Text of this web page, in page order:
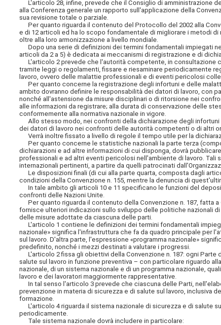
L'articolo 28, infine, prevede che il Consiglio di amministrazione
alla Conferenza generale un rapporto sull'applicazione della
sua revisione totale o parziale.
Per quanto riguarda il contenuto del Protocollo del 2002 alla
e di 12 articoli ed ha lo scopo fondamentale di migliorare i metodi
oltre alla loro armonizzazione a livello mondiale.
Dopo una serie di definizioni dei termini fondamentali impiegati
articoli da 2 a 5) è dedicata ai meccanismi di registrazione e di
L'articolo 2 prevede che l'autorità competente, in consultazione
tramite leggi o regolamenti, fissare e riesaminare periodicamente
lavoro, ovvero delle malattie professionali e di eventi pericolosi
Per quanto concerne la registrazione degli infortuni e delle
ambito dovranno definire le responsabilità dei datori di lavoro, con
nonché all'astensione da misure disciplinari o di ritorsione nei
alle informazioni da registrare; alla durata di conservazione delle
conformemente alla normativa nazionale in vigore.
Allo stesso modo, nei confronti della dichiarazione degli
dei datori di lavoro nei confronti delle autorità competenti o di altri
Verrà inoltre fissato a livello di regole il tempo utile per la
Per quanto concerne le statistiche nazionali la parte terza
dichiarazioni e ad altre informazioni di cui disponga, dovrà
professionali e ad altri eventi pericolosi nell'ambiente di lavoro.
internazionali pertinenti, a partire da quelli patrocinati
Le disposizioni finali (di cui alla parte quarta, composta dagli
condizioni della Convenzione n. 155, mentre la denuncia di
In tale ambito gli articoli 10 e 11 specificano le funzioni del
confronti delle Nazioni Unite.
Per quanto riguarda il contenuto della Convenzione n. 187, fatta
fornisce ulteriori indicazioni sullo sviluppo delle politiche nazionali
delle misure adottate da ciascuna delle parti.
L'articolo 1 contiene le definizioni dei termini fondamentali
nazionale» significa l'infrastruttura che fa da quadro principale per
sul lavoro. D'altra parte, l'espressione «programma nazionale»
predefinito, nonché i mezzi destinati a valutare i progressi.
L'articolo 2 fissa gli obiettivi della Convenzione n. 187: ogni Parte
salute sul lavoro in funzione preventiva – con particolare riguardo
nazionale, di un sistema nazionale e di un programma nazionale,
lavoro e dei lavoratori maggiormente rappresentative.
In tal senso l'articolo 3 prevede che ciascuna delle Parti,
prevenzione in materia di sicurezza e di salute sul lavoro,
formazione.
L'articolo 4 riguarda il sistema nazionale di sicurezza e di salute
periodicamente.
Tale sistema nazionale dovrà includere in particolare: